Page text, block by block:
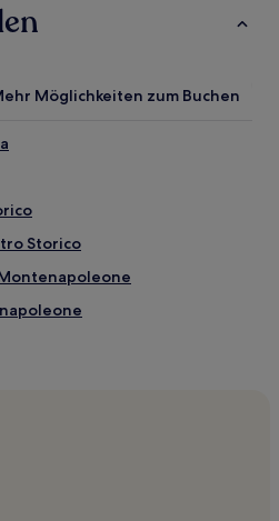
Möglichkeiten zum Buchen
Storico